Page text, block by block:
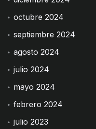
octubre 2024
septiembre 2024
agosto 2024
julio 2024
mayo 2024
febrero 2024
julio 2023